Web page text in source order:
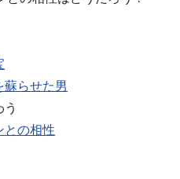
らせた男
との相性